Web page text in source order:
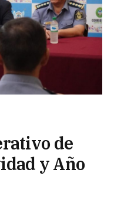
de
y Año